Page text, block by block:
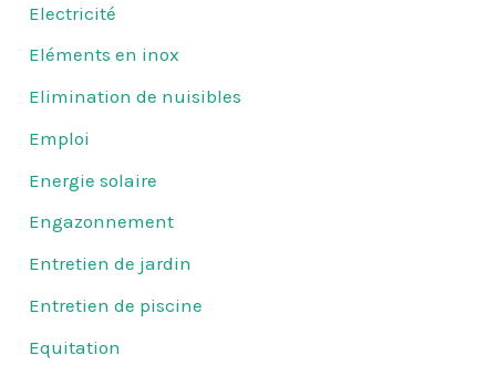
Electricité
Eléments en inox
Elimination de nuisibles
Emploi
Energie solaire
Engazonnement
Entretien de jardin
Entretien de piscine
Equitation